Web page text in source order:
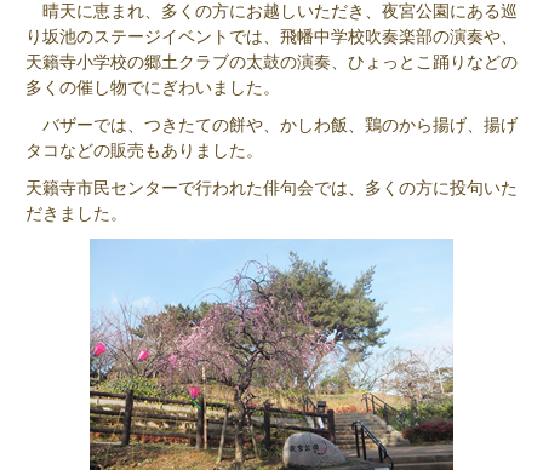
晴天に恵まれ、多くの方にお越しいただき、夜宮公園にある巡
り坂池のステージイベントでは、飛幡中学校吹奏楽部の演奏や、
天籟寺小学校の郷土クラブの太鼓の演奏、ひょっとこ踊りなどの
多くの催し物でにぎわいました。
バザーでは、つきたての餅や、かしわ飯、鶏のから揚げ、揚げ
タコなどの販売もありました。
天籟寺市民センターで行われた俳句会では、多くの方に投句いた
だきました。